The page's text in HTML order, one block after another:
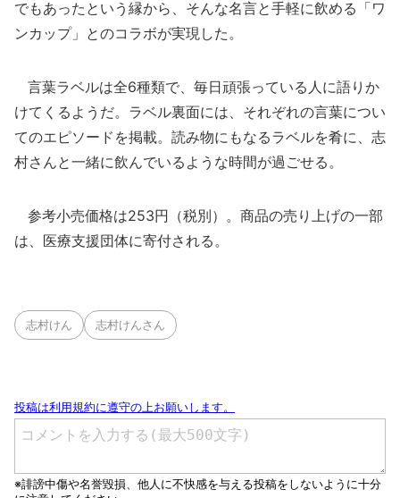
でもあったという縁から、そんな名言と手軽に飲める「ワ
ンカップ」とのコラボが実現した。
言葉ラベルは全6種類で、毎日頑張っている人に語りか
けてくるようだ。ラベル裏面には、それぞれの言葉につい
てのエピソードを掲載。読み物にもなるラベルを肴に、志
村さんと一緒に飲んでいるような時間が過ごせる。
参考小売価格は253円（税別）。商品の売り上げの一部
は、医療支援団体に寄付される。
志村けん 志村けんさん